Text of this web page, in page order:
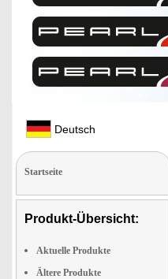
Deutsch
Startseite
Produkt-Übersicht:
Aktuelle Produkte
Ältere Produkte